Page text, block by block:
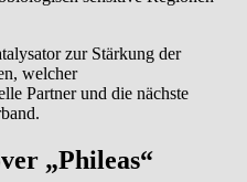
zur Stärkung der
welcher
Partner und die nächste
„Phileas“